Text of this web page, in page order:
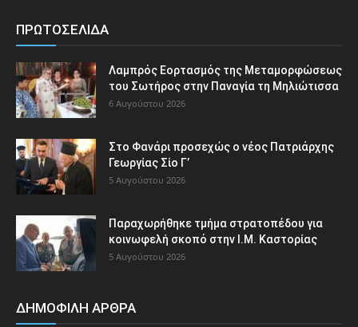
ΠΡΩΤΟΣΕΛΙΔΑ
Λαμπρός Εορτασμός της Μεταμορφώσεως
του Σωτήρος στην Παναγία τη Μηλιώτισσα
6 Αυγούστου 2026
Στο Φανάρι προσεχώς ο νέος Πατριάρχης
Γεωργίας Σίο Γ’
5 Αυγούστου 2026
Παραχωρήθηκε τμήμα στρατοπέδου για
κοινωφελή σκοπό στην Ι.Μ. Καστορίας
5 Αυγούστου 2026
ΔΗΜΟΦΙΛΗ ΑΡΘΡΑ